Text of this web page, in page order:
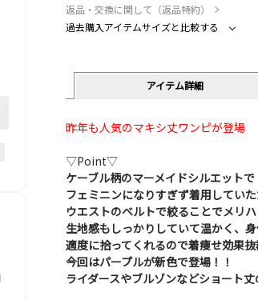
返品・交換に関して（返品特約）
過去購入アイテムサイズと比較する
アイテム詳細
昨年も人気のマキシ丈ワンピが登場
▽Point▽
ケーブル柄のマーメイドシルエットで
フェミニンになりすぎず着用していた
ウエストのベルトで絞ることでメリ
生地感もしっかりしていて温かく、
適度に拾ってくれるので着痩せ効果抜
今回はパープルが新色で登場！！
ライダースやブルゾンなどショート